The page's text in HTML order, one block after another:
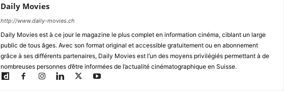
Daily Movies
http://www.daily-movies.ch
Daily Movies est à ce jour le magazine le plus complet en information cinéma, ciblant un large
public de tous âges. Avec son format original et accessible gratuitement ou en abonnement
grâce à ses différents partenaires, Daily Movies est l’un des moyens privilégiés permettant à de
nombreuses personnes d’être informées de l’actualité cinématographique en Suisse.